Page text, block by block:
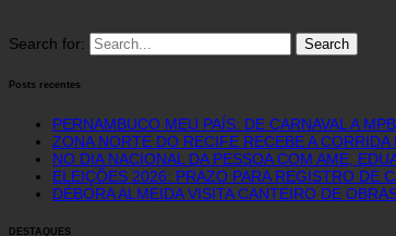
Search for:
Posts recentes
PERNAMBUCO MEU PAÍS: DE CARNAVAL A
ZONA NORTE DO RECIFE RECEBE A
NO DIA NACIONAL DA PESSOA COM AME,
ELEIÇÕES 2026: PRAZO PARA REGISTRO DE
DÉBORA ALMEIDA VISITA CANTEIRO DE
DESTAQUES